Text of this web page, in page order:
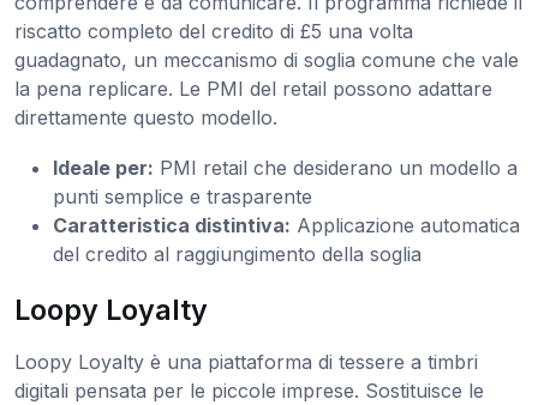
riscatto completo del credito di £5 una volta
guadagnato, un meccanismo di soglia comune che vale
la pena replicare. Le PMI del retail possono adattare
direttamente questo modello.
Ideale per: PMI retail che desiderano un modello a
punti semplice e trasparente
Caratteristica distintiva: Applicazione automatica
del credito al raggiungimento della soglia
Loopy Loyalty
Loopy Loyalty è una piattaforma di tessere a timbri
digitali pensata per le piccole imprese. Sostituisce le